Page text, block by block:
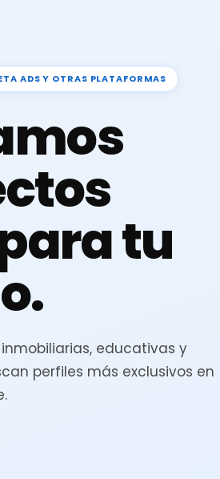
ADS Y OTRAS PLATAFORMAS
tu
educativas y
perfiles más exclusivos en